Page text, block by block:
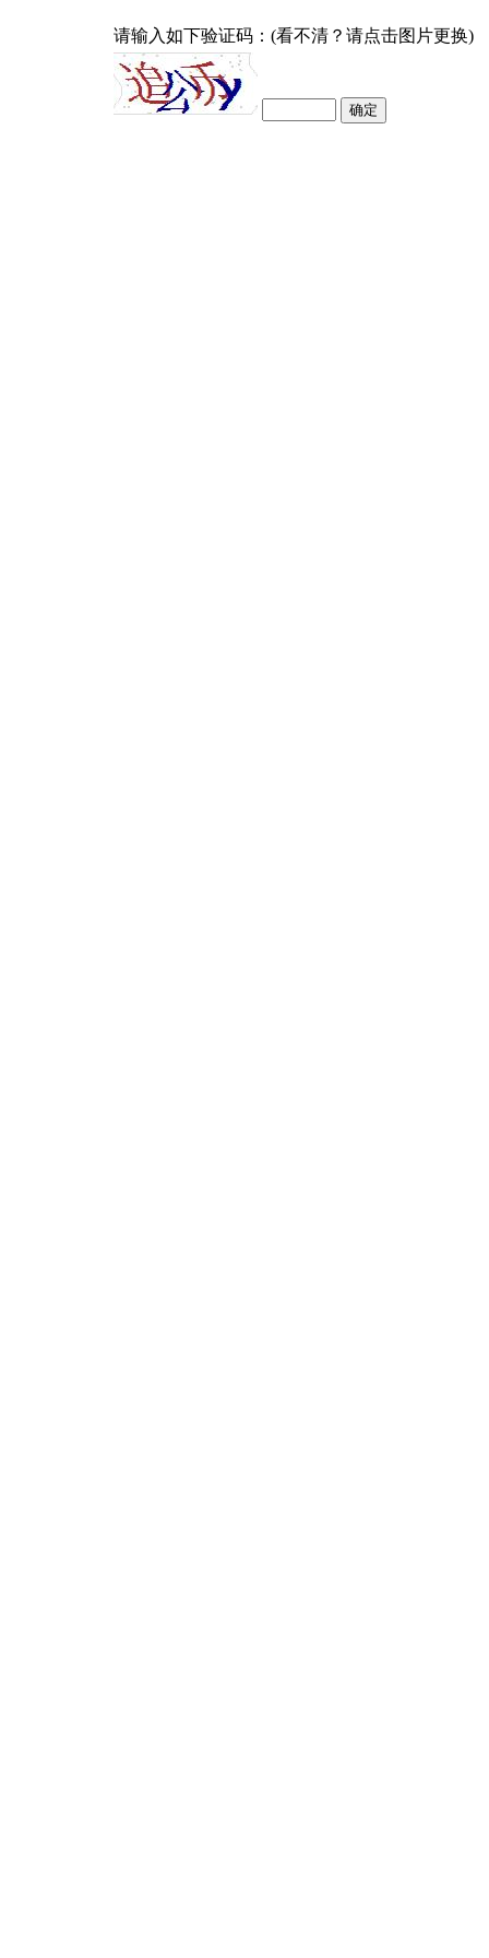
请输入如下验证码：(看不清？请点击图片更换)